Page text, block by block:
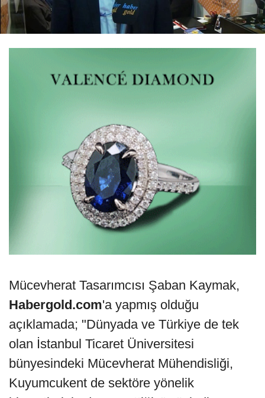
Mücevherat Tasarımcısı Şaban Kaymak,
Habergold.com'a yapmış olduğu
açıklamada; "Dünyada ve Türkiye de tek
olan İstanbul Ticaret Üniversitesi
bünyesindeki Mücevherat Mühendisliği,
Kuyumcukent de sektöre yönelik